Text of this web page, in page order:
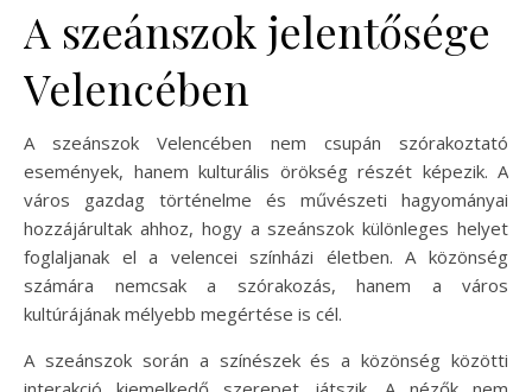
A szeánszok jelentősége
Velencében
A szeánszok Velencében nem csupán szórakoztató
események, hanem kulturális örökség részét képezik. A
város gazdag történelme és művészeti hagyományai
hozzájárultak ahhoz, hogy a szeánszok különleges helyet
foglaljanak el a velencei színházi életben. A közönség
számára nemcsak a szórakozás, hanem a város
kultúrájának mélyebb megértése is cél.
A szeánszok során a színészek és a közönség közötti